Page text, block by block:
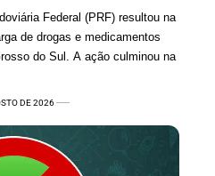
Federal (PRF) resultou na
de drogas e medicamentos
do Sul. A ação culminou na
DE 2026